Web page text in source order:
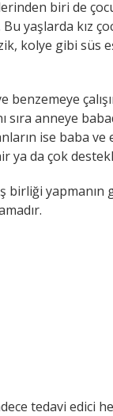
biri de
Bu yaşlarda kız
kolye gibi süs
benzemeye
sıra anneye
ise baba
ya da çok
birliği yapmanın
tedavi